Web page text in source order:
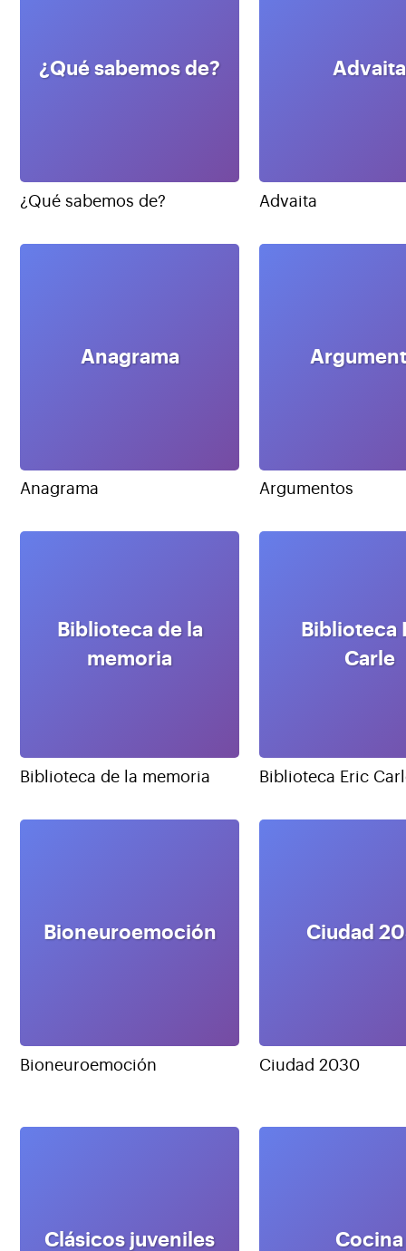
¿Qué sabemos de?
¿Qué sabemos de?
Advaita
Advaita
Anagrama
Anagrama Argumentos
Biblioteca de la
memoria
Biblioteca de la memoria
Biblioteca
Carle
Biblioteca Eric
Bioneuroemoción
Bioneuroemoción
Ciudad
Ciudad 2030
Clásicos juveniles Cocina